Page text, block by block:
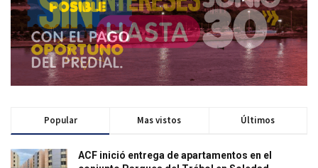
Popular Mas vistos Últimos
ACF inició entrega de apartamentos en el